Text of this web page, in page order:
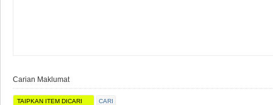
Carian Maklumat